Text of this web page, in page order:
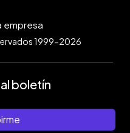
1999-2026
boletín